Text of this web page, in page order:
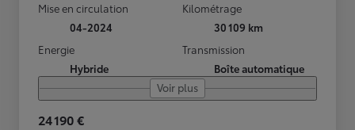
Mise en circulation
04-2024
Kilométrage
30 109 km
Energie
Hybride
Transmission
Boîte automatique
Voir plus
24 190 €